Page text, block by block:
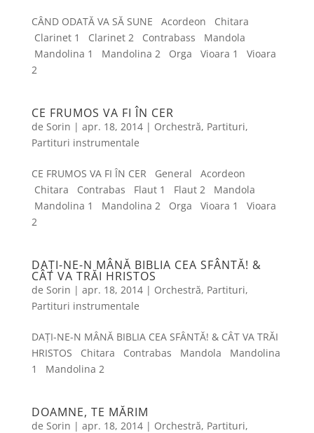
CÂND ODATĂ VA SĂ SUNE Acordeon Chitara
Clarinet 1 Clarinet 2 Contrabass Mandola
Mandolina 1 Mandolina 2 Orga Vioara 1 Vioara
2
CE FRUMOS VA FI ÎN CER
de Sorin | apr. 18, 2014| Orchestră, Partituri,
Partituri instrumentale
CE FRUMOS VA FI ÎN CER General Acordeon
Chitara Contrabas Flaut 1 Flaut 2 Mandola
Mandolina 1 Mandolina 2 Orga Vioara 1 Vioara
2
DAȚI-NE-N MÂNĂ BIBLIA CEA SFÂNTĂ! &
CÂT VA TRĂI HRISTOS
de Sorin | apr. 18, 2014| Orchestră, Partituri,
Partituri instrumentale
DAȚI-NE-N MÂNĂ BIBLIA CEA SFÂNTĂ! & CÂT VA TRĂI
HRISTOS Chitara Contrabas Mandola Mandolina
1 Mandolina 2
DOAMNE, TE MĂRIM
de Sorin | apr. 18, 2014| Orchestră, Partituri,